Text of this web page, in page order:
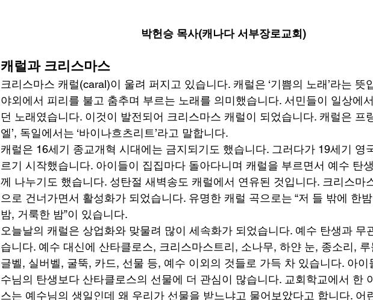
박헌승 목사(캐나다 서부장로교회)
캐럴과 크리스마스
크리스마스 캐럴(caral)이 울려 퍼지고 있습니다. 캐럴은 ‘기쁨의 노래’라는 뜻
야외에서 피리를 불고 춤추며 부르는 노래를 의미했습니다. 서민들이 일상에
던 노래였습니다. 이것이 발전되어 크리스마스 캐럴이 되었습니다. 캐럴은 프
엘’, 독일에서는 ‘바이나흐츠리트’라고 말합니다.
캐럴은 16세기 종교개혁 시대에는 금지되기도 했습니다. 그러다가 19세기 영
르기 시작했습니다. 아이들이 집집마다 돌아다니며 캐럴을 부르면서 예수 탄
께 나누기도 했습니다. 성탄절 새벽송도 캐럴에서 연유된 것입니다. 크리스마
으로 건너가면서 활성화가 되었습니다. 유명한 캐럴 곡으로는 “저 들 밖에 한밤
밤, 거룩한 밤”이 있습니다.
오늘날의 캐럴은 상업화와 맞물려 많이 세속화가 되었습니다. 예수 탄생과 무
습니다. 예수 대신에 산타클로스, 크리스마스트리, 소나무, 하얀 눈, 종소리,
글벨, 실버벨, 굴뚝, 카드, 선물 등, 예수 이외의 것들로 가득 차 있습니다. 아이
수님의 탄생보다 산타클로스의 선물에 더 관심이 많습니다. 교회학교에서 한
스는 예수님의 생일인데 왜 우리가 선물을 받느냐고 물어보았다고 합니다. 어